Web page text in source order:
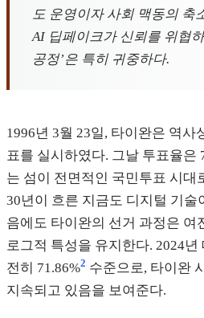
도 운영이자 사회 맥동의 축
AI 딥페이크가 신뢰를 위협
공정’은 특히 귀중하다.
1996년 3월 23일, 타이완은 역사
표를 실시하였다. 그날 투표율은
는 섬이 전면적인 국민투표 시대
30년이 흐른 지금도 디지털 기술
음에도 타이완의 선거 과정은 여
로그적 특성을 유지한다. 2024년
전히 71.86%2 수준으로, 타이완
지속되고 있음을 보여준다.